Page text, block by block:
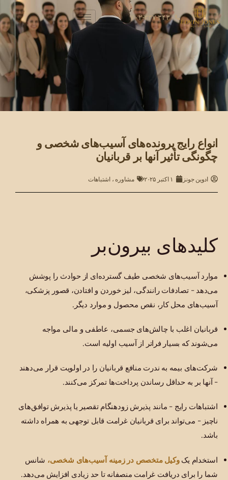
۷۰۲-۳۳۷-۳۴۳۰
انواع رایج پرونده‌های آسیب‌های شخصی و
چگونگی تأثیر آنها بر قربانیان
ادوین جونز ۱ اکتبر ۲۰۲۵ مشاوره ،اشتباهات
کلیدهای بیرون‌بر
موارد آسیب‌های شخصی طیف گسترده‌ای از حوادث را پوشش
می‌دهد - تصادفات رانندگی، لیز خوردن و افتادن، قصور پزشکی،
آسیب‌های محل کار، نقص محصول و موارد دیگر.
قربانیان اغلب با چالش‌های جسمی، عاطفی و مالی مواجه
می‌شوند که بسیار فراتر از آسیب اولیه است.
شرکت‌های بیمه به ندرت منافع قربانیان را در اولویت قرار می‌دهند
- آنها بر به حداقل رساندن پرداخت‌ها تمرکز می‌کنند.
اشتباهات رایج - مانند پذیرش زودهنگام تقصیر یا پذیرش توافق‌های
ناچیز - می‌تواند برای قربانیان غرامت قابل توجهی به همراه داشته
باشد.
استخدام یکوکیل متخصص در زمینه آسیب‌های شخصی، شانس
شما را برای دریافت غرامت منصفانه تا حد زیادی افزایش می‌دهد.